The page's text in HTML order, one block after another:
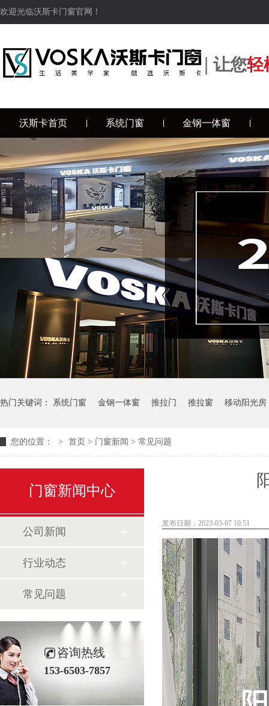
欢迎光临沃斯卡门窗官网！
| 让您轻
沃斯卡首页 系统门窗 金钢一体窗
热门关键词： 系统门窗 金钢一体窗 推拉门 推拉窗 移动阳光房
您的位置： > 首页 > 门窗新闻 > 常见问题
发布日期：2023-03-07 10:51
门窗新闻中心
公司新闻
行业动态
常见问题
咨询热线
153-6503-7857